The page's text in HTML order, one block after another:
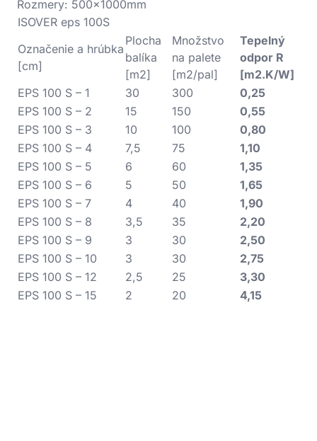
Rozmery: 500x1000mm
ISOVER eps 100S
Označenie a hrúbka
[cm]
Plocha
balíka
[m2]
Množstvo
na palete
[m2/pal]
Tepelný
odpor R
[m2.K/W]
EPS 100 S – 1
30 300
0,25
EPS 100 S – 2
15 150
0,55
EPS 100 S – 3
10 100
0,80
EPS 100 S – 4
7,5 75
1,10
EPS 100 S – 5
6 60
1,35
EPS 100 S – 6
5 50
1,65
EPS 100 S – 7
4 40
1,90
EPS 100 S – 8
3,5 35
2,20
EPS 100 S – 9
3 30
2,50
EPS 100 S – 10
3 30
2,75
EPS 100 S – 12
2,5 25
3,30
EPS 100 S – 15
2 20 4,15